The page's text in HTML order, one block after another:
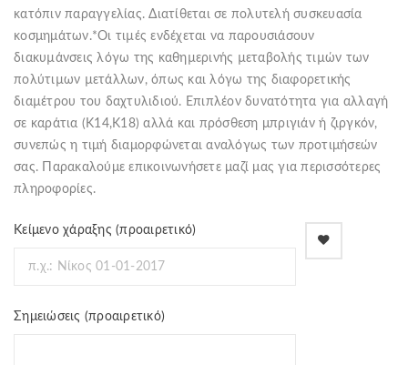
κατόπιν παραγγελίας. Διατίθεται σε πολυτελή συσκευασία
κοσμημάτων.*Οι τιµές ενδέχεται να παρουσιάσουν
διακυµάνσεις λόγω της καθηµερινής µεταβολής τιµών των
πολύτιµων µετάλλων, όπως και λόγω της διαφορετικής
διαµέτρου του δαχτυλιδιού. Επιπλέον δυνατότητα για αλλαγή
σε καράτια (Κ14,Κ18) αλλά και πρόσθεση μπριγιάν ή ζιργκόν,
συνεπώς η τιμή διαμορφώνεται αναλόγως των προτιμήσεών
σας. Παρακαλούμε επικοινωνήσετε μαζί μας για περισσότερες
πληροφορίες.
Κείμενο χάραξης (προαιρετικό)
Σημειώσεις (προαιρετικό)